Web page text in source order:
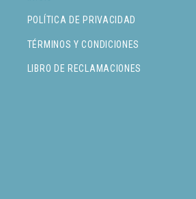
POLÍTICA DE PRIVACIDAD
TÉRMINOS Y CONDICIONES
LIBRO DE RECLAMACIONES